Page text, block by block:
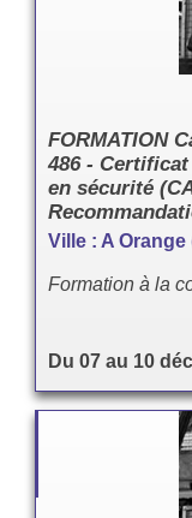
FORMATION
486 -
en sécurité
Ville : A
Formation à la
Du 07 au 10